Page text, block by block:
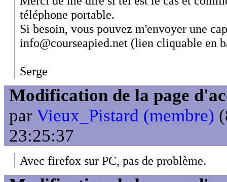
téléphone portable.
Si besoin, vous pouvez m'envoyer une
info@courseapied.net (lien cliquable en
Serge
Modification de la page
par Vieux_Pistard (membre)
23:25:37
Avec firefox sur PC, pas de problème.